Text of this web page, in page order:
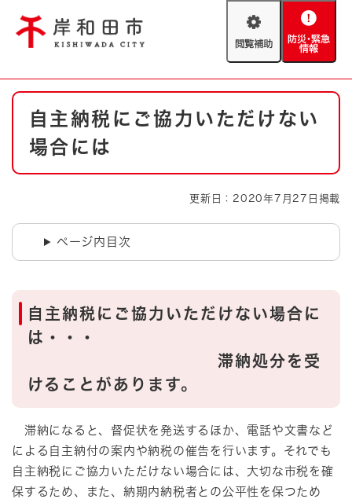
閲
助
防
緊
情
やさしい日本語
防災・緊急情報 救急・消防
ハザードマップ
本
自主納税にご協力いただけない
場合には
更新日：2020年7月27日掲載
ページ内目次
自主納税にご協力いただけない場合に
は・・・
滞納処分を受
けることがあります。
滞納になると、督促状を発送するほか、電話や文書など
による自主納付の案内や納税の催告を行います。それでも
自主納税にご協力いただけない場合には、大切な市税を確
保するため、また、納期内納税者との公平性を保つため